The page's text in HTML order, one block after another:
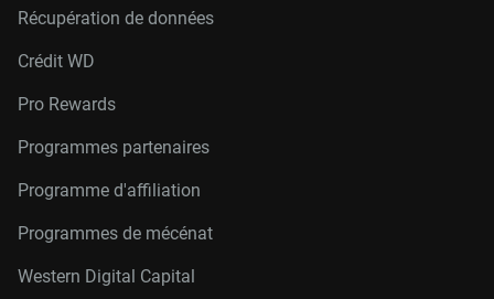
Récupération de données
Crédit WD
Pro Rewards
Programmes partenaires
Programme d'affiliation
Programmes de mécénat
Western Digital Capital